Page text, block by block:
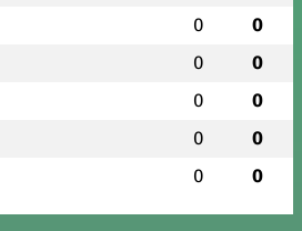
0 0
0 0
0 0
0 0
0 0